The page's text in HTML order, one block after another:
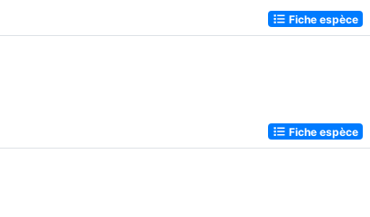
Fiche espèce
Fiche espèce